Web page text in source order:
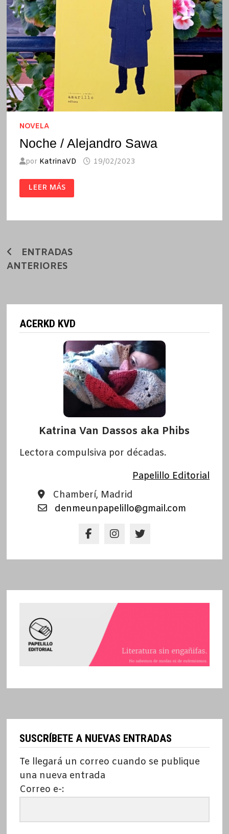
NOVELA
Noche / Alejandro Sawa
por KatrinaVD 19/02/2023
NOCHE
/
ALEJANDRO
LEER MÁS
Navegación
de
ENTRADAS
ANTERIORES
ACERKD KVD
Katrina Van Dassos aka Phibs
Lectora compulsiva por décadas.
Papelillo Editorial
Chamberí, Madrid
denmeunpapelillo@gmail.com
SUSCRÍBETE A NUEVAS ENTRADAS
Te llegará un correo cuando se publique
una nueva entrada
Correo e-: